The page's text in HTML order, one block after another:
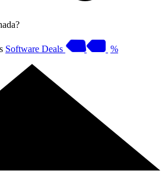
Software Deals %